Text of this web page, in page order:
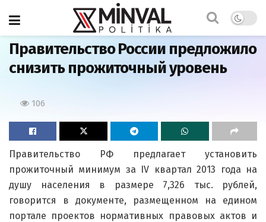
Главная
Правительство России предложило
снизить прожиточный уровень
106
Правительство РФ предлагает установить
прожиточный минимум за IV квартал 2013 года на
душу населения в размере 7,326 тыс. рублей,
говорится в документе, размещенном на едином
портале проектов нормативных правовых актов и